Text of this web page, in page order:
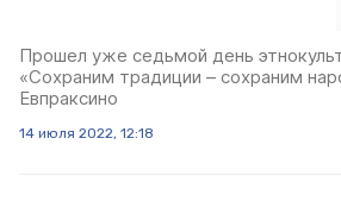
Прошел уже седьмой день
«Сохраним традиции – сохраним
Евпраксино
14 июля 2022, 12:18